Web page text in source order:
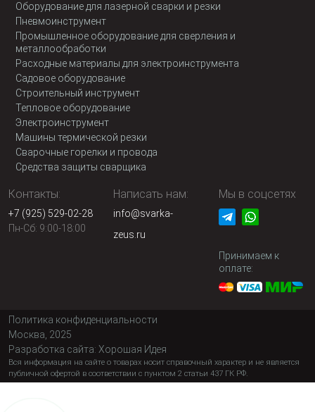
Оборудование для лазерной сварки и резки
Пневмоинструмент
Промышленное оборудование для сверления и
металлообработки
Расходные материалы для электроинструмента
Садовое оборудование
Строительный инструмент
Тепловое оборудование
Электроинструмент
Машины термической резки
Сварочные горелки и провода
Средства защиты сварщика
Контакты:
+7 (925) 529-02-28
Пн-Сб: 9:00-18:00
Написать нам:
info@svarka-
zeus.ru
Мы в соцсетях
Принимаем к
оплате:
Политика конфиденциальности
Москва, 2025
Разработка сайта: Хорошая Идея
Вся информация на сайте о товарах носит справочный характер и не является
публичной офертой в соответствии с пунктом 2 статьи 437 ГК РФ.